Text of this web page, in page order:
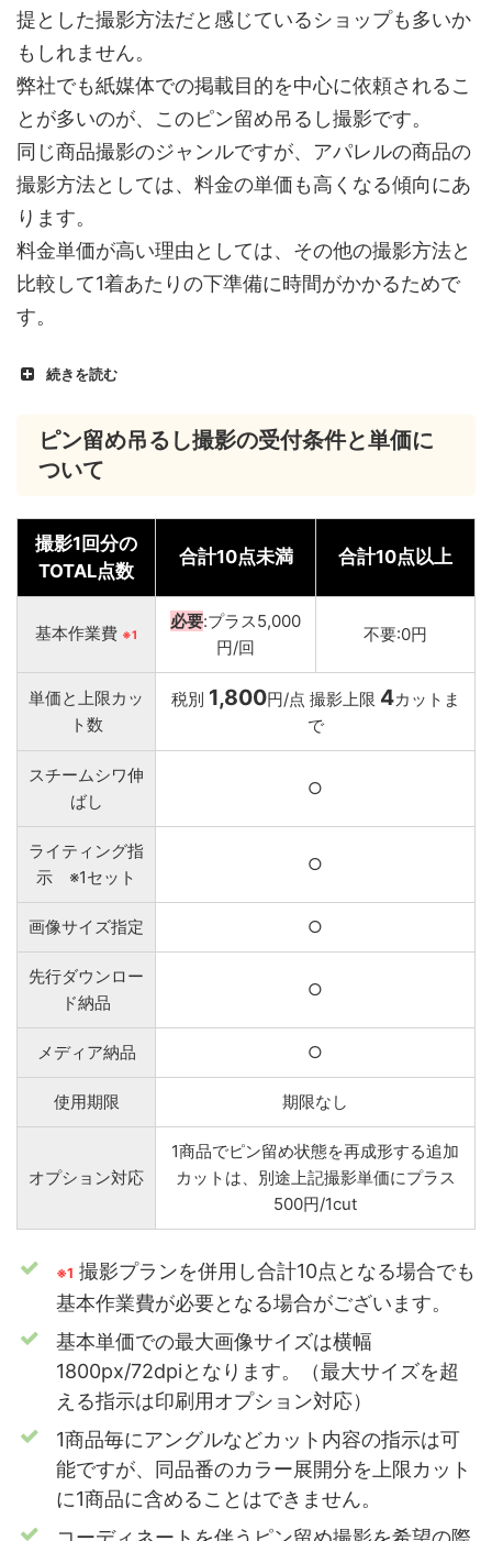
提とした撮影方法だと感じているショップも多いか
もしれません。
弊社でも紙媒体での掲載目的を中心に依頼されるこ
とが多いのが、このピン留め吊るし撮影です。
同じ商品撮影のジャンルですが、アパレルの商品の
撮影方法としては、料金の単価も高くなる傾向にあ
ります。
料金単価が高い理由としては、その他の撮影方法と
比較して1着あたりの下準備に時間がかかるためで
す。
続きを読む
ピン留め吊るし撮影の受付条件と単価に
ついて
撮影1回分の
TOTAL点数
合計10点未満 合計10点以上
基本作業費 ※1
必要:プラス5,000
円/回
不要:0円
単価と上限カッ
ト数
税別 1,800円/点 撮影上限 4カットま
で
スチームシワ伸
ばし
○
ライティング指
示 ※1セット
○
画像サイズ指定 ○
先行ダウンロー
ド納品
○
メディア納品 ○
使用期限 期限なし
オプション対応
1商品でピン留め状態を再成形する追加
カットは、別途上記撮影単価にプラス
500円/1cut
※1 撮影プランを併用し合計10点となる場合でも
基本作業費が必要となる場合がございます。
基本単価での最大画像サイズは横幅
1800px/72dpiとなります。（最大サイズを超
える指示は印刷用オプション対応）
1商品毎にアングルなどカット内容の指示は可
能ですが、同品番のカラー展開分を上限カット
に1商品に含めることはできません。